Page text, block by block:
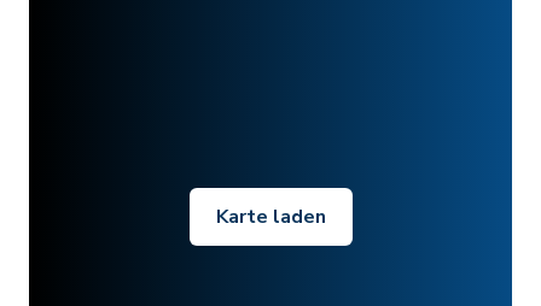
Karte laden